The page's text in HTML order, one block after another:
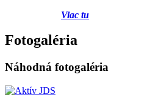
Viac tu
Fotogaléria
Náhodná fotogaléria